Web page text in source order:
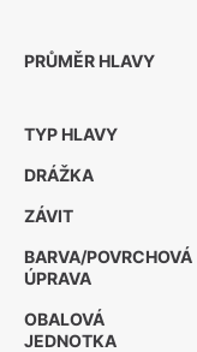
PRŮMĚR HLAVY
TYP HLAVY
DRÁŽKA
ZÁVIT
BARVA/POVRCHOVÁ
ÚPRAVA
OBALOVÁ
JEDNOTKA